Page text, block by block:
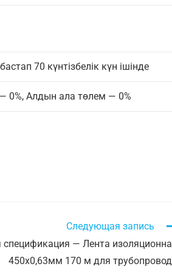
70 күнтізбелік күн ішінде
0%, Алдын ала төлем — 0%
Следующая запись
спецификация — Лента
450х0,63мм 170 м для